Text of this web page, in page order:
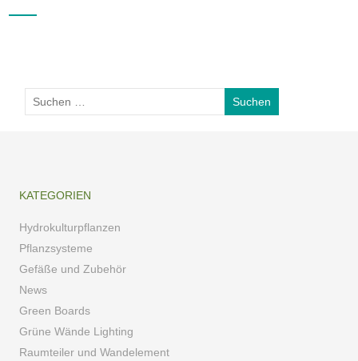
KATEGORIEN
Hydrokulturpflanzen
Pflanzsysteme
Gefäße und Zubehör
News
Green Boards
Grüne Wände Lighting
Raumteiler und Wandelement